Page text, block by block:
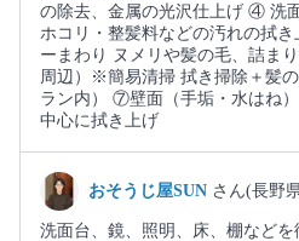
の除去、金属の光沢仕上げ ④ 洗
ホコリ・整髪料などの汚れの拭
ーまわり ヌメリや髪の毛、詰ま
周辺）※簡易清掃 拭き掃除＋髪
ラン内） ⑦壁面（手垢・水はね
中心に拭き上げ
おそうじ屋SUN さん(長野
洗面台、鏡、照明、床、棚など